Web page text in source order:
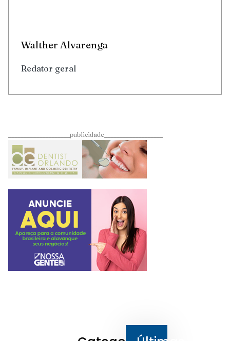
Walther Alvarenga
Redator geral
____________________publicidade___________________